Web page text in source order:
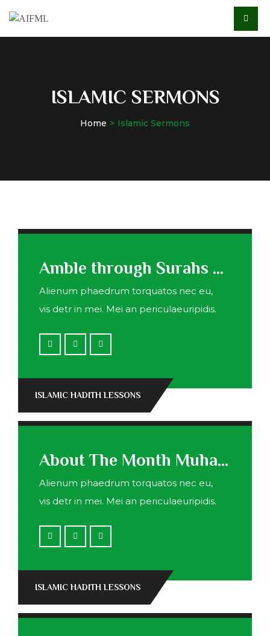
ISLAMIC SERMONS
Home Islamic Sermons
Amble through Surahs of Quran
Alienum phaedrum torquatos nec eu,
vis detr in mei. Mei an periculaeuripidis.
ISLAMIC HADITH LESSONS
About The Month Muharram
Alienum phaedrum torquatos nec eu,
vis detr in mei. Mei an periculaeuripidis.
ISLAMIC HADITH LESSONS